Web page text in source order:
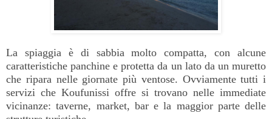
La spiaggia è di sabbia molto compatta, con alcune
caratteristiche panchine e protetta da un lato da un muretto
che ripara nelle giornate più ventose. Ovviamente tutti i
servizi che Koufunissi offre si trovano nelle immediate
vicinanze: taverne, market, bar e la maggior parte delle